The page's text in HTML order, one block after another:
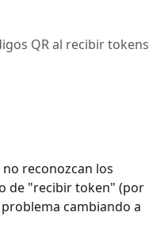
QR al recibir tokens
reconozcan los
de "recibir token" (por
problema cambiando a